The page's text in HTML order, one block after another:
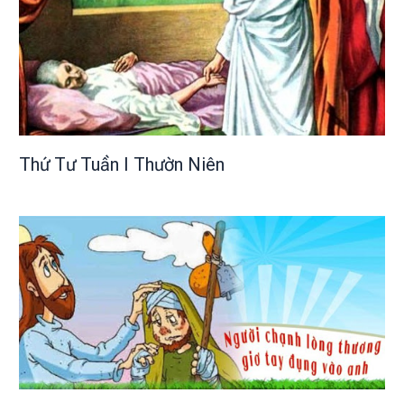
Thứ Tư Tuần I Thườn Niên